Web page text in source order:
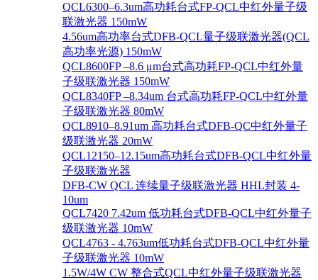
QCL6300–6.3um高功耗台式FP-QCL中红外量子级
联激光器 150mW
4.56um高功率台式DFB-QCL量子级联激光器(QCL
高功率光源) 150mW
QCL8600FP –8.6 μm台式高功耗FP-QCL中红外量
子级联激光器 150mW
QCL8340FP –8.34um 台式高功耗FP-QCL中红外量
子级联激光器 80mW
QCL8910–8.91um 高功耗台式DFB-QC中红外量子
级联激光器 20mW
QCL12150–12.15um高功耗台式DFB-QCL中红外量
子级联激光器
DFB-CW QCL 连续量子级联激光器 HHL封装 4-
10um
QCL7420 7.42um 低功耗台式DFB-QCL中红外量子
级联激光器 10mW
QCL4763 - 4.763um低功耗台式DFB-QCL中红外量
子级联激光器 10mW
1.5W/4W CW 整合式QCL中红外量子级联激光器